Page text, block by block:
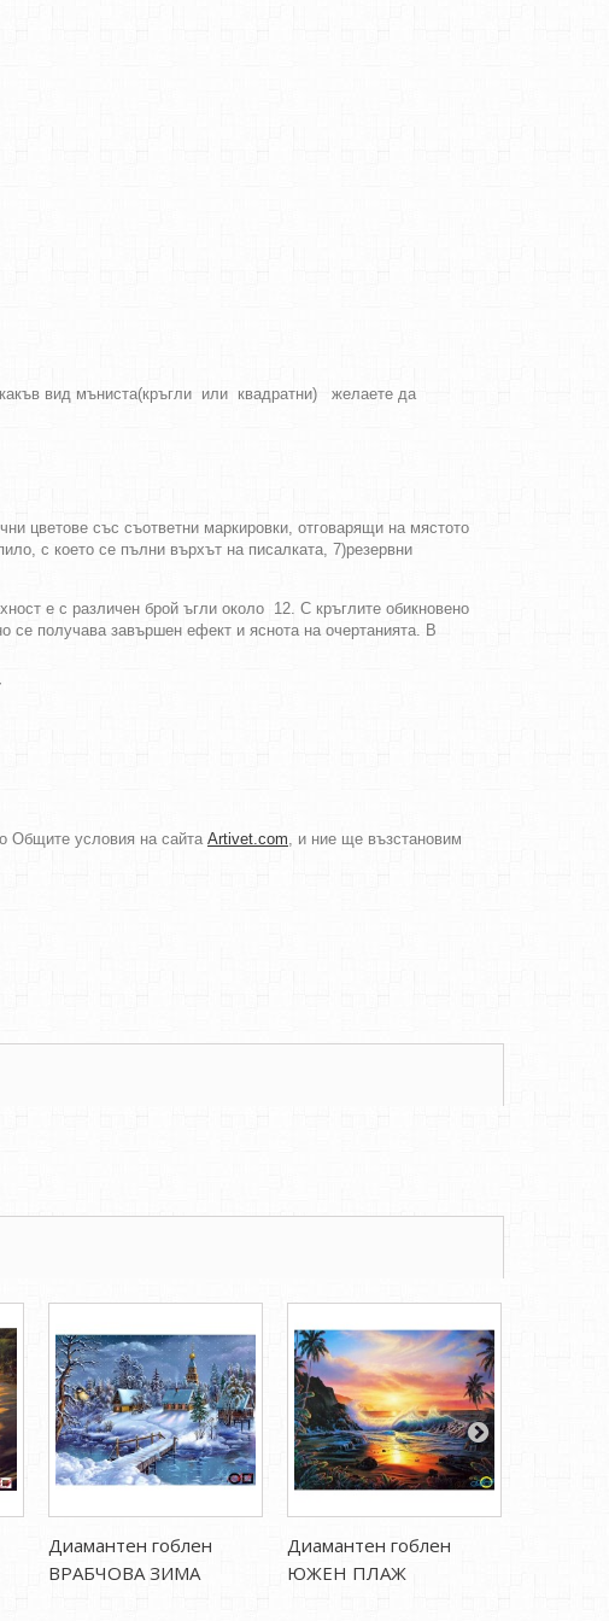
вид мъниста(кръгли или квадратни) желаете да
цветове със съответни маркировки, отговарящи на мястото
с което се пълни върхът на писалката, 7)резервни
е с различен брой ъгли около 12. С кръглите обикновено
се получава завършен ефект и яснота на очертанията. В
Общите условия на сайта Artivet.com, и ние ще възстановим
Диамантен гоблен
ВРАБЧОВА ЗИМА
Диамантен гоблен
ЮЖЕН ПЛАЖ